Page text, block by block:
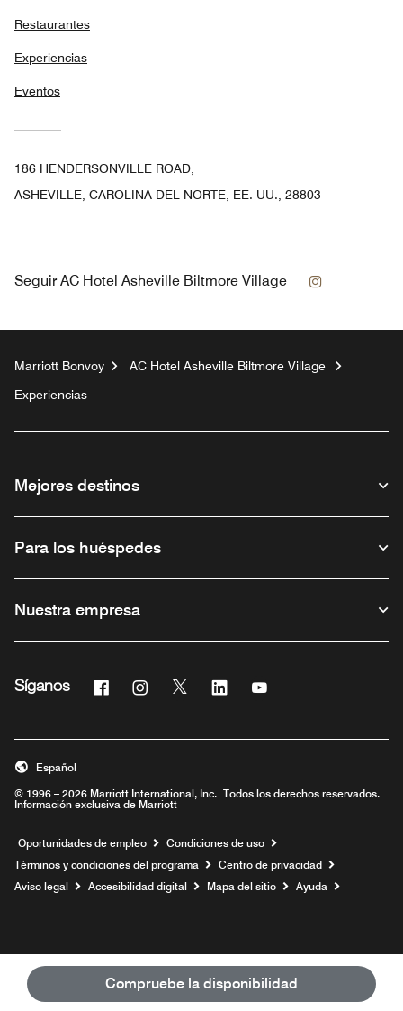
Compruebe la disponibilidad
Restaurantes
Experiencias
Eventos
186 HENDERSONVILLE ROAD,
ASHEVILLE, CAROLINA DEL NORTE, EE. UU., 28803
Seguir AC Hotel Asheville Biltmore Village
Marriott Bonvoy
AC Hotel Asheville Biltmore Village
Experiencias
Mejores destinos
Para los huéspedes
Nuestra empresa
Síganos Facebook
Abre una ventana nueva
Instagram
Abre una ventana nueva
Twitter
Abre una ventana nueva
Linkedin
Abre una ventana nueva
Abre una ventana
© 1996 – 2026 Marriott International, Inc. Todos los derechos reservados.
Información exclusiva de Marriott
Español
Oportunidades de empleo Abre una ventana nueva
Condiciones de uso
Términos y condiciones del programa
Centro de privacidad
Aviso legal
Accesibilidad digital Mapa del sitio Ayuda